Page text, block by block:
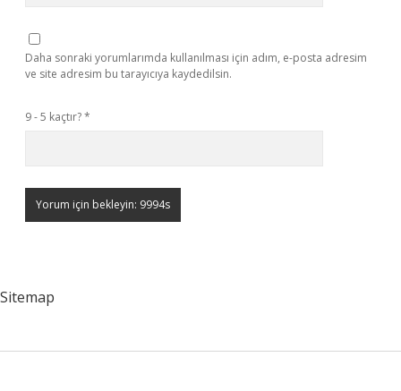
Daha sonraki yorumlarımda kullanılması için adım, e-posta adresim
ve site adresim bu tarayıcıya kaydedilsin.
9 - 5 kaçtır?*
Sitemap